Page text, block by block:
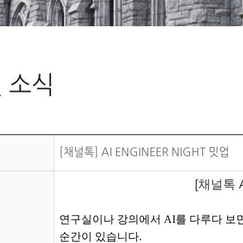
소식
[채널톡] AI ENGINEER NIGHT 밋업
[채널톡
연구실이나 강의에서 AI를 다루다 보
순간이 있습니다.